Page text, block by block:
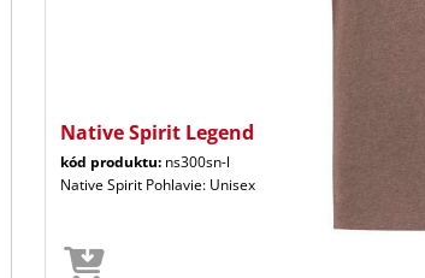
Native Spirit Legend
kód produktu: ns300sn-l
Native Spirit Pohlavie: Unisex